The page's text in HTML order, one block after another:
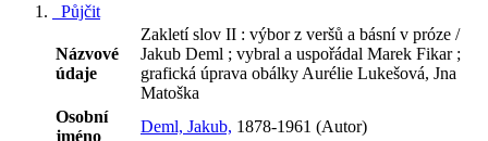
Půjčit
Názvové
údaje
Zakletí slov II : výbor z veršů a básní v próze /
Jakub Deml ; vybral a uspořádal Marek Fikar ;
grafická úprava obálky Aurélie Lukešová, Jna
Matoška
Osobní
jméno
Deml, Jakub, 1878-1961 (Autor)